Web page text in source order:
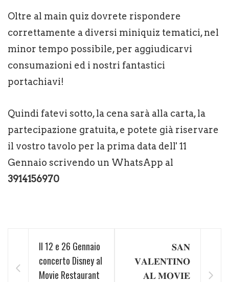
Oltre al main quiz dovrete rispondere
correttamente a diversi miniquiz tematici, nel
minor tempo possibile, per aggiudicarvi
consumazioni ed i nostri fantastici
portachiavi!
Quindi fatevi sotto, la cena sarà alla carta, la
partecipazione gratuita, e potete già riservare
il vostro tavolo per la prima data dell' 11
Gennaio scrivendo un WhatsApp al
3914156970
Il 12 e 26 Gennaio
concerto Disney al
Movie Restaurant
𝐒𝐀𝐍
𝐕𝐀𝐋𝐄𝐍𝐓𝐈𝐍𝐎
𝐀𝐋 𝐌𝐎𝐕𝐈𝐄